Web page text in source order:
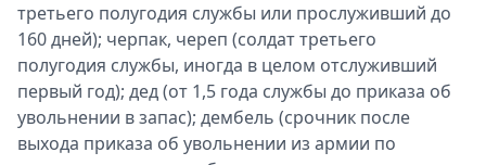
третьего полугодия службы или прослуживший до
160 дней); черпак, череп (солдат третьего
полугодия службы, иногда в целом отслуживший
первый год); дед (от 1,5 года службы до приказа об
увольнении в запас); дембель (срочник после
выхода приказа об увольнении из армии по